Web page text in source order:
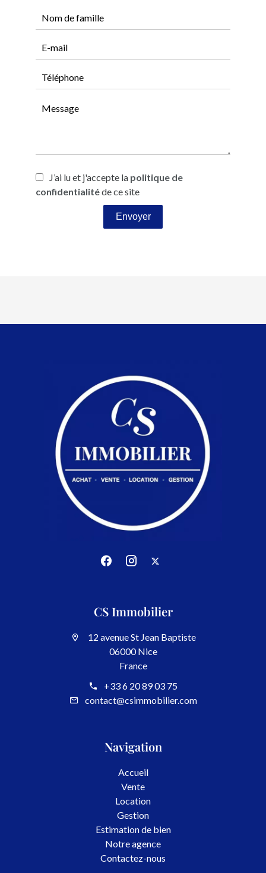
J’ai lu et j'accepte la politique de
confidentialitéde ce site
Envoyer
CS Immobilier
12 avenue St Jean Baptiste
06000 Nice
France
+33 6 20 89 03 75
contact@csimmobilier.com
Navigation
Accueil
Vente
Location
Gestion
Estimation de bien
Notre agence
Contactez-nous